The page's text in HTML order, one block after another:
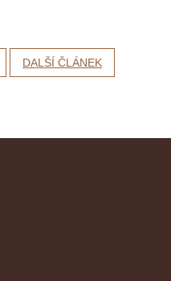
DALŠÍ ČLÁNEK